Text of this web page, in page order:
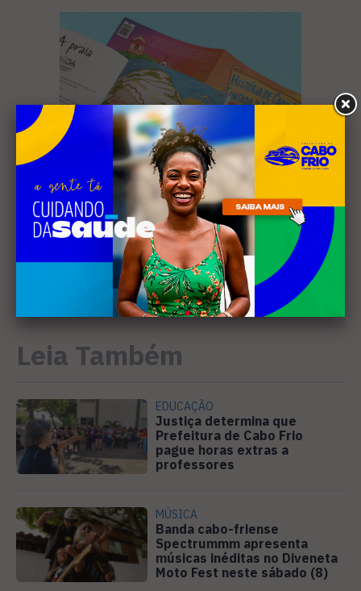
Leia Também
EDUCAÇÃO
Justiça determina que
Prefeitura de Cabo Frio
pague horas extras a
professores
MÚSICA
Banda cabo-friense
Spectrummm apresenta
músicas inéditas no Diveneta
Moto Fest neste sábado (8)